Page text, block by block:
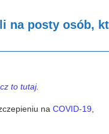
na posty osób,
to tutaj.
na COVID-19,